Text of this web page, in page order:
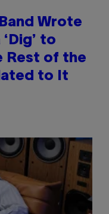
Wrote
to
Rest of the
to It